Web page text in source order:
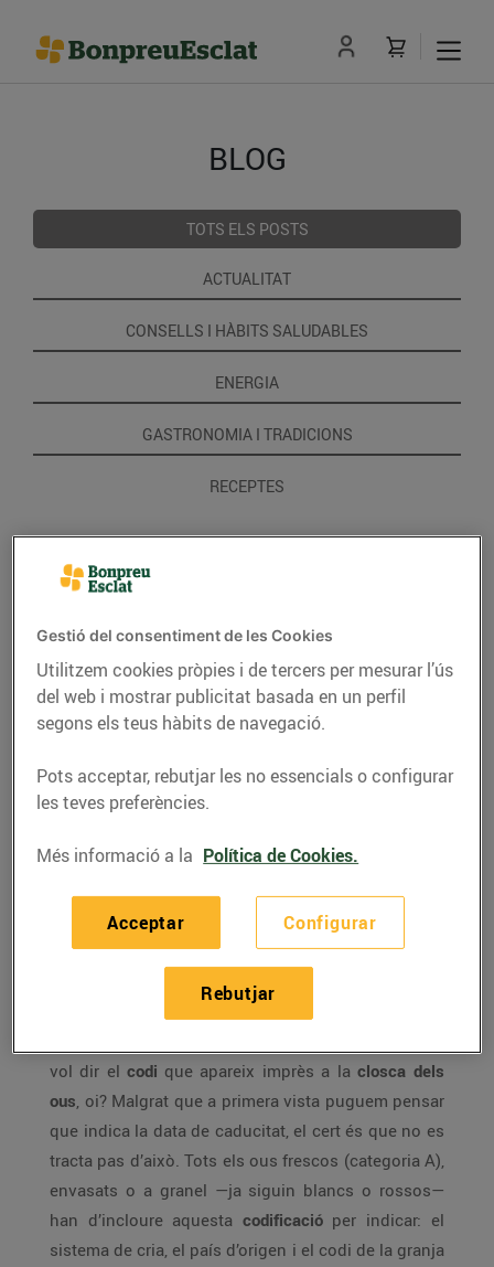
BLOG
TOTS ELS POSTS
ACTUALITAT
CONSELLS I HÀBITS SALUDABLES
ENERGIA
GASTRONOMIA I TRADICIONS
RECEPTES
CONSELLS I HÀBITS SALUDABLES
Què indica el codi
imprès a la closca dels
ous?
vol dir el codi que apareix imprès a la closca dels
ous, oi? Malgrat que a primera vista puguem pensar
que indica la data de caducitat, el cert és que no es
tracta pas d’això. Tots els ous frescos (categoria A),
envasats o a granel —ja siguin blancs o rossos—
han d’incloure aquesta codificació per indicar: el
sistema de cria, el país d’origen i el codi de la granja
Gestió del consentiment de les Cookies
Utilitzem cookies pròpies i de tercers per mesurar l’ús
del web i mostrar publicitat basada en un perfil
segons els teus hàbits de navegació.
Pots acceptar, rebutjar les no essencials o configurar
les teves preferències.
Més informació a la Política de Cookies.
Configurar
Rebutjar
Acceptar